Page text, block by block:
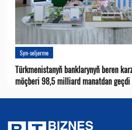
Syn-seljerme
Türkmenistanyň banklarynyň beren
möçberi 98,5 milliard manatdan geçdi